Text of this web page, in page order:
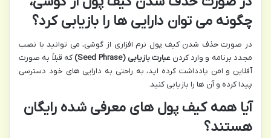
چگونه می توان دارایی ها را بازیابی کرد؟
در صورت حذف شدن کیف پول نرم افزاری از گوشی، می توانید با نصب
مجدد برنامه و وارد کردنعبارت بازیابی (Seed Phrase)
که قبلاً به صورت
آفلاین و امن یادداشت کرده اید، به راحتی به دارایی های خود دسترسی
پیدا کرده و آن ها را بازیابی کنید.
آیا همه کیف پول های معرفی شده رایگان
هستند؟